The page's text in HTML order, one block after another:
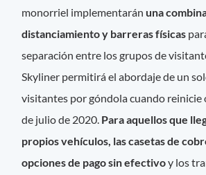
monorriel implementarán una
distanciamiento y barreras físicas
separación entre los grupos de
Skyliner permitirá el abordaje de un
visitantes por góndola cuando reinicie
de julio de 2020. Para aquellos que
propios vehículos, las casetas de
opciones de pago sin efectivoy los